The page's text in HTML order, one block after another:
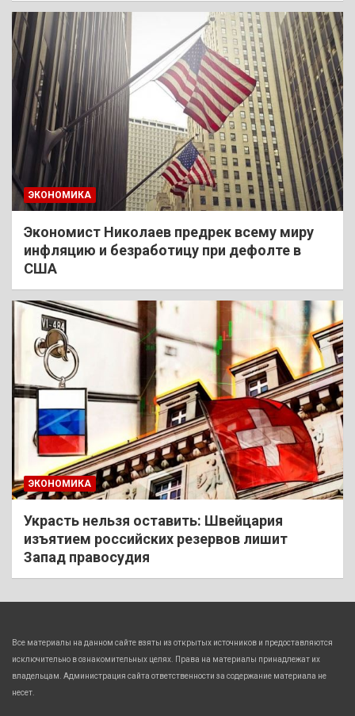
ЭКОНОМИКА
Экономист Николаев предрек всему миру
инфляцию и безработицу при дефолте в
США
ЭКОНОМИКА
Украсть нельзя оставить: Швейцария
изъятием российских резервов лишит
Запад правосудия
Все материалы на данном сайте взяты из открытых источников и предоставляются
исключительно в ознакомительных целях. Права на материалы принадлежат их
владельцам. Администрация сайта ответственности за содержание материала не
несет.